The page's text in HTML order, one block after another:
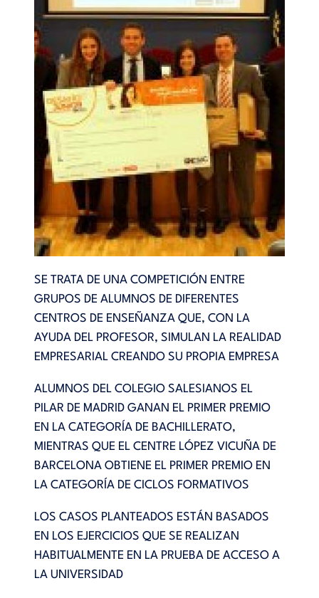
SE TRATA DE UNA COMPETICIÓN ENTRE
GRUPOS DE ALUMNOS DE DIFERENTES
CENTROS DE ENSEÑANZA QUE, CON LA
AYUDA DEL PROFESOR, SIMULAN LA REALIDAD
EMPRESARIAL CREANDO SU PROPIA EMPRESA
ALUMNOS DEL COLEGIO SALESIANOS EL
PILAR DE MADRID GANAN EL PRIMER PREMIO
EN LA CATEGORÍA DE BACHILLERATO,
MIENTRAS QUE EL CENTRE LÓPEZ VICUÑA DE
BARCELONA OBTIENE EL PRIMER PREMIO EN
LA CATEGORÍA DE CICLOS FORMATIVOS
LOS CASOS PLANTEADOS ESTÁN BASADOS
EN LOS EJERCICIOS QUE SE REALIZAN
HABITUALMENTE EN LA PRUEBA DE ACCESO A
LA UNIVERSIDAD